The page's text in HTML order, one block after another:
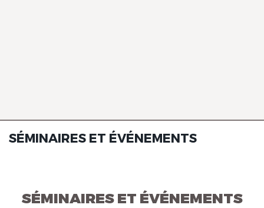
SÉMINAIRES ET ÉVÉNEMENTS
SÉMINAIRES ET ÉVÉNEMENTS